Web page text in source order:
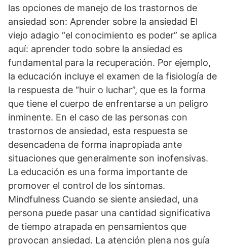
las opciones de manejo de los trastornos de
ansiedad son: Aprender sobre la ansiedad El
viejo adagio “el conocimiento es poder” se aplica
aquí: aprender todo sobre la ansiedad es
fundamental para la recuperación. Por ejemplo,
la educación incluye el examen de la fisiología de
la respuesta de “huir o luchar”, que es la forma
que tiene el cuerpo de enfrentarse a un peligro
inminente. En el caso de las personas con
trastornos de ansiedad, esta respuesta se
desencadena de forma inapropiada ante
situaciones que generalmente son inofensivas.
La educación es una forma importante de
promover el control de los síntomas.
Mindfulness Cuando se siente ansiedad, una
persona puede pasar una cantidad significativa
de tiempo atrapada en pensamientos que
provocan ansiedad. La atención plena nos guía